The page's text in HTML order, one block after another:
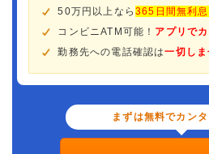
50万円以上なら365日間無利息
コンビニATM可能！ アプリでカ
勤務先への電話確認は一切しま
まずは無料でカンタ